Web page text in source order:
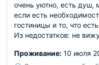
очень уютно, есть
если есть
гостиницы и то, что
Из недостатков: не
Проживание: 10 июля